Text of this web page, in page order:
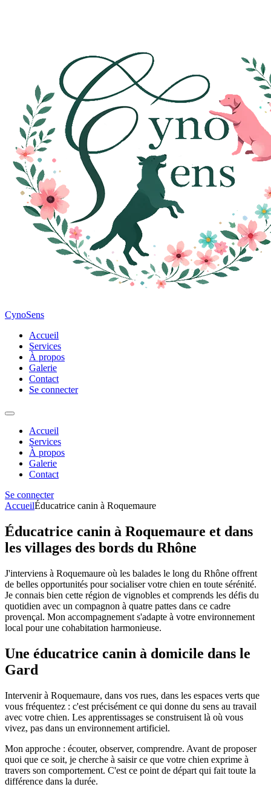
CynoSens
Accueil
Services
À propos
Galerie
Contact
Se connecter
Accueil
Services
À propos
Galerie
Contact
Se connecter
AccueilÉducatrice canin à Roquemaure
Éducatrice canin à Roquemaure et dans
les villages des bords du Rhône
J'interviens à Roquemaure où les balades le long du Rhône offrent
de belles opportunités pour socialiser votre chien en toute sérénité.
Je connais bien cette région de vignobles et comprends les défis du
quotidien avec un compagnon à quatre pattes dans ce cadre
provençal. Mon accompagnement s'adapte à votre environnement
local pour une cohabitation harmonieuse.
Une éducatrice canin à domicile dans le
Gard
Intervenir à Roquemaure, dans vos rues, dans les espaces verts que
vous fréquentez : c'est précisément ce qui donne du sens au travail
avec votre chien. Les apprentissages se construisent là où vous
vivez, pas dans un environnement artificiel.
Mon approche : écouter, observer, comprendre. Avant de proposer
quoi que ce soit, je cherche à saisir ce que votre chien exprime à
travers son comportement. C'est ce point de départ qui fait toute la
différence dans la durée.